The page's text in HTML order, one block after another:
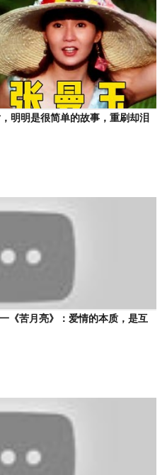
明明是很简单的故事，重刷却泪
《苦月亮》：爱情的本质，是互